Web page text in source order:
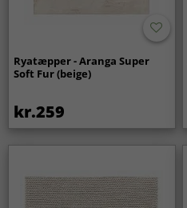
Ryatæpper - Aranga Super
Soft Fur (beige)
kr.259